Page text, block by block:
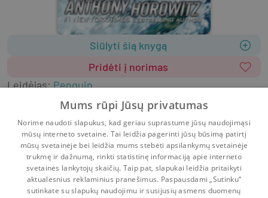
Siūlyti šią knygą
Pridėti į norimas
Leidėjas:Penguin
320 psl.ISBN
9780142406120
MinkštasAnglų k.
Literatūra užsienio kalbomis
Literatūra vaikams ir paaugliams
Mums rūpi Jūsų privatumas
Norime naudoti slapukus, kad geriau suprastume jūsų naudojimąsi
mūsų interneto svetaine. Tai leidžia pagerinti jūsų būsimą patirtį
mūsų svetainėje bei leidžia mums stebėti apsilankymų svetainėje
trukmę ir dažnumą, rinkti statistinę informaciją apie interneto
svetainės lankytojų skaičių. Taip pat, slapukai leidžia pritaikyti
aktualesnius reklaminius pranešimus. Paspausdami „Sutinku“
sutinkate su slapukų naudojimu ir susijusių asmens duomenų